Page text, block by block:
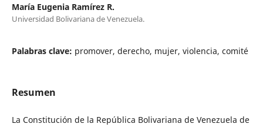
María Eugenia Ramírez R.
Universidad Bolivariana de Venezuela.
Palabras clave: promover, derecho, mujer, violencia, comité
Resumen
La Constitución de la República Bolivariana de Venezuela de